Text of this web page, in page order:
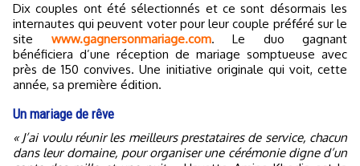
Dix couples ont été sélectionnés et ce sont désormais les
internautes qui peuvent voter pour leur couple préféré sur le
site www.gagnersonmariage.com. Le duo gagnant
bénéficiera d’une réception de mariage somptueuse avec
près de 150 convives. Une initiative originale qui voit, cette
année, sa première édition.
Un mariage de rêve
« J’ai voulu réunir les meilleurs prestataires de service, chacun
dans leur domaine, pour organiser une cérémonie digne d’un